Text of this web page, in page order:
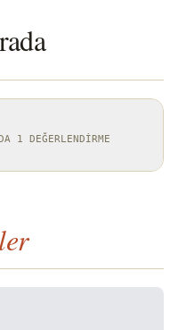
1 DEĞERLENDIRME